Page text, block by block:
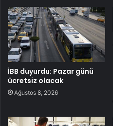
İBB duyurdu: Pazar günü
ücretsiz olacak
Ağustos 8, 2026